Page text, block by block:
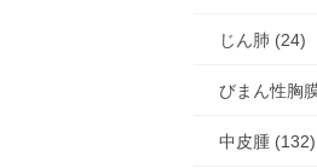
じん肺 (24)
びまん性胸
中皮腫 (132)